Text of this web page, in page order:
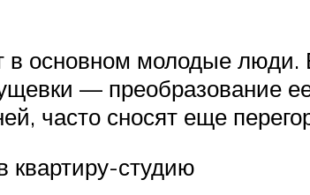
в основном молодые
— преобразование
часто сносят еще
квартиру-студию